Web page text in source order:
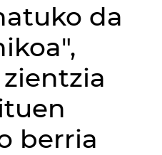
da
berria